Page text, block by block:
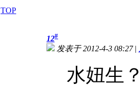
TOP
12#
发表于 2012-4-3 08:27|
水妞生